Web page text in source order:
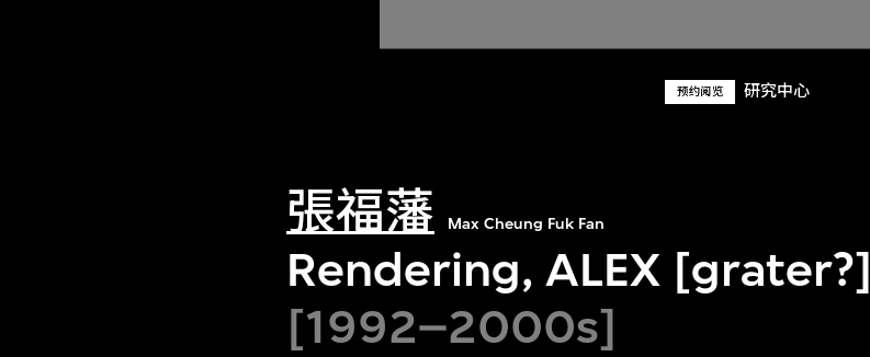
预约阅览 研究中心
張福藩 Max Cheung Fuk Fan
Rendering, ALEX [grater?]
[1992–2000s]